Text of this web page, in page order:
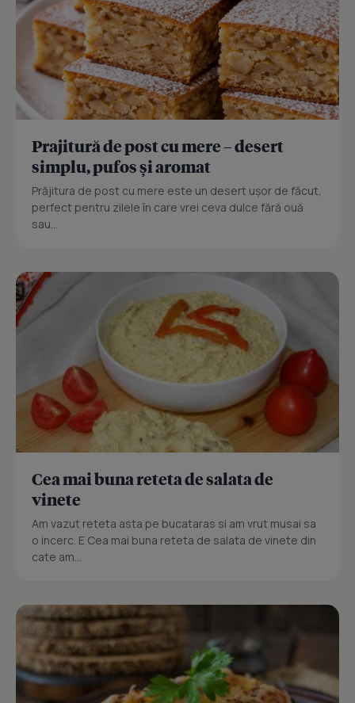
Prajitură de post cu mere – desert
simplu, pufos și aromat
Prăjitura de post cu mere este un desert ușor de făcut,
perfect pentru zilele în care vrei ceva dulce fără ouă
sau...
Cea mai buna reteta de salata de
vinete
Am vazut reteta asta pe bucataras si am vrut musai sa
o incerc. E Cea mai buna reteta de salata de vinete din
cate am...